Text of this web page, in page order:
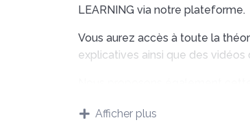
LEARNING via notre plateforme.
Vous aurez accès à toute la
explicatives ainsi que des
Afin de renforcer vos
Afficher plus